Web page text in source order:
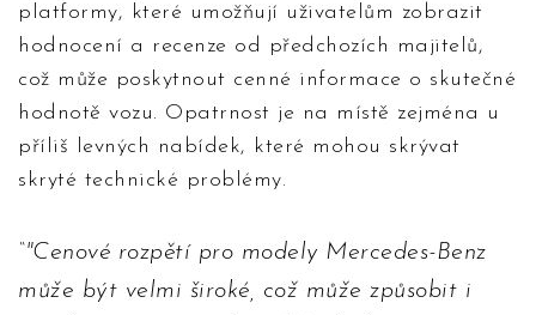
platformy, které umožňují uživatelům zobrazit
hodnocení a recenze od předchozích majitelů,
což může poskytnout cenné informace o skutečné
hodnotě vozu. Opatrnost je na místě zejména u
příliš levných nabídek, které mohou skrývat
skryté technické problémy.
"Cenové rozpětí pro modely Mercedes-Benz
může být velmi široké, což může způsobit i